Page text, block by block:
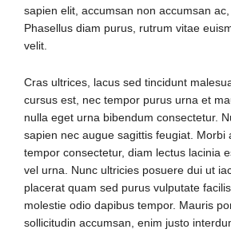
sapien elit, accumsan non accumsan ac,
Phasellus diam purus, rutrum vitae
velit.
Cras ultrices, lacus sed tincidunt
cursus est, nec tempor purus urna et
nulla eget urna bibendum consectetur.
sapien nec augue sagittis feugiat. Morbi
tempor consectetur, diam lectus lacinia
vel urna. Nunc ultricies posuere dui ut
placerat quam sed purus vulputate
molestie odio dapibus tempor. Mauris
sollicitudin accumsan, enim justo